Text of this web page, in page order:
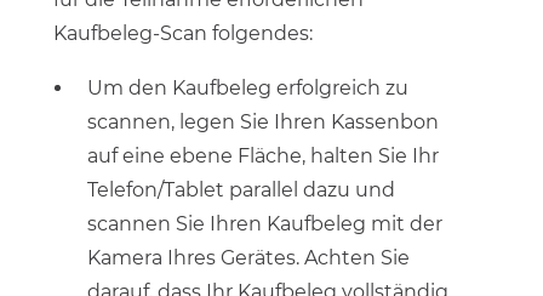
Kaufbeleg-Scan folgendes:
Um den Kaufbeleg erfolgreich zu
scannen, legen Sie Ihren Kassenbon
auf eine ebene Fläche, halten Sie Ihr
Telefon/Tablet parallel dazu und
scannen Sie Ihren Kaufbeleg mit der
Kamera Ihres Gerätes. Achten Sie